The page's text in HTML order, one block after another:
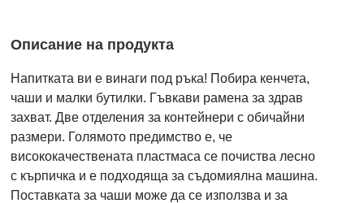
Описание на продукта
Напитката ви е винаги под ръка! Побира кенчета,
чаши и малки бутилки. Гъвкави рамена за здрав
захват. Две отделения за контейнери с обичайни
размери. Голямото предимство е, че
висококачествената пластмаса се почиства лесно
с кърпичка и е подходяща за съдомиялна машина.
Поставката за чаши може да се използва и за